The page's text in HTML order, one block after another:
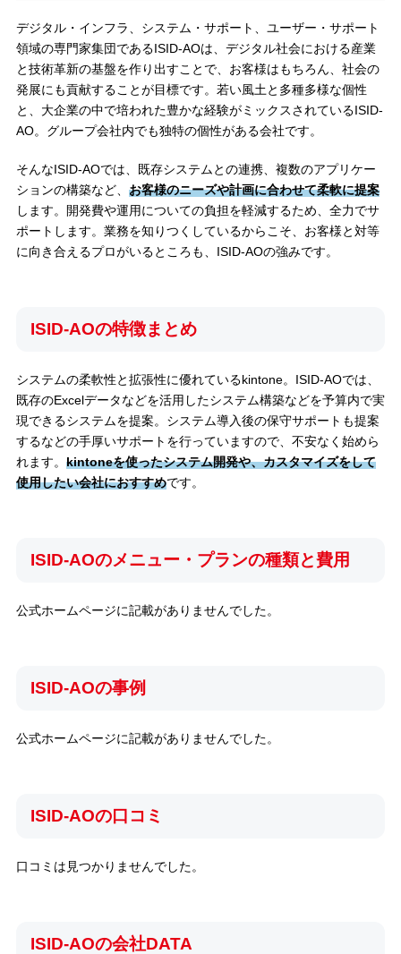
デジタル・インフラ、システム・サポート、ユーザー・サポート
領域の専門家集団であるISID-AOは、デジタル社会における産業
と技術革新の基盤を作り出すことで、お客様はもちろん、社会の
発展にも貢献することが目標です。若い風土と多種多様な個性
と、大企業の中で培われた豊かな経験がミックスされているISID-
AO。グループ会社内でも独特の個性がある会社です。
そんなISID-AOでは、既存システムとの連携、複数のアプリケー
ションの構築など、 お客様のニーズや計画に合わせて柔軟に提案
します。開発費や運用についての負担を軽減するため、全力でサ
ポートします。業務を知りつくしているからこそ、お客様と対等
に向き合えるプロがいるところも、ISID-AOの強みです。
ISID-AOの特徴まとめ
システムの柔軟性と拡張性に優れているkintone。ISID-AOでは、
既存のExcelデータなどを活用したシステム構築などを予算内で実
現できるシステムを提案。システム導入後の保守サポートも提案
するなどの手厚いサポートを行っていますので、不安なく始めら
れます。 kintoneを使ったシステム開発や、カスタマイズをして
使用したい会社におすすめです。
ISID-AOのメニュー・プランの種類と費用
公式ホームページに記載がありませんでした。
ISID-AOの事例
公式ホームページに記載がありませんでした。
ISID-AOの口コミ
口コミは見つかりませんでした。
ISID-AOの会社DATA